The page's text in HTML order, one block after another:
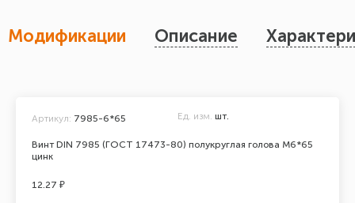
Модификации Описание
Винт DIN 7985 (ГОСТ 17473-80) полукруглая голова М6*65
цинк
Артикул: 7985-6*65 Ед. изм. шт.
12.27 ₽